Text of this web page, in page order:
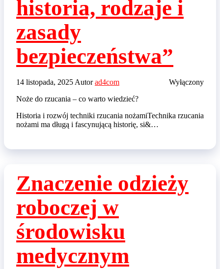
historia, rodzaje i
zasady
bezpieczeństwa”
14 listopada, 2025Autor ad4com
Wyłączony
Noże do rzucania – co warto wiedzieć?
Historia i rozwój techniki rzucania nożamiTechnika rzucania
nożami ma długą i fascynującą historię, si&…
Znaczenie odzieży
roboczej w
środowisku
medycznym